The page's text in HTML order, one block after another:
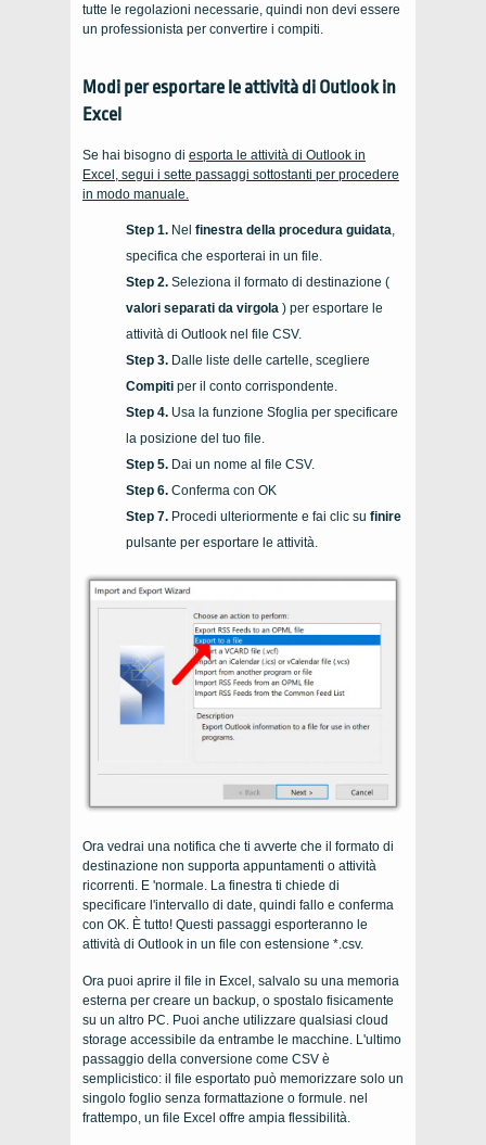
tutte le regolazioni necessarie, quindi non devi essere
un professionista per convertire i compiti.
Modi per esportare le attività di Outlook in
Excel
Se hai bisogno di esporta le attività di Outlook in
Excel, segui i sette passaggi sottostanti per procedere
in modo manuale.
Nel finestra della procedura guidata
specifica che esporterai in un file.
Seleziona il formato di destinazione (
valori separati da virgola ) per esportare le
attività di Outlook nel file CSV.
Dalle liste delle cartelle, scegliere
Compiti per il conto corrispondente.
Usa la funzione Sfoglia per specificare
la posizione del tuo file.
Dai un nome al file CSV.
Conferma con OK
Procedi ulteriormente e fai clic su finire
pulsante per esportare le attività.
Ora vedrai una notifica che ti avverte che il formato di
destinazione non supporta appuntamenti o attività
ricorrenti. E 'normale. La finestra ti chiede di
specificare l'intervallo di date, quindi fallo e conferma
con OK. È tutto! Questi passaggi esporteranno le
attività di Outlook in un file con estensione *.csv.
Ora puoi aprire il file in Excel, salvalo su una memoria
esterna per creare un backup, o spostalo fisicamente
su un altro PC. Puoi anche utilizzare qualsiasi cloud
storage accessibile da entrambe le macchine. L'ultimo
passaggio della conversione come CSV è
semplicistico: il file esportato può memorizzare solo un
singolo foglio senza formattazione o formule. nel
frattempo, un file Excel offre ampia flessibilità.